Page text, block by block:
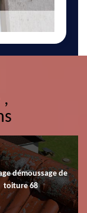
,
démoussage de
toiture 68